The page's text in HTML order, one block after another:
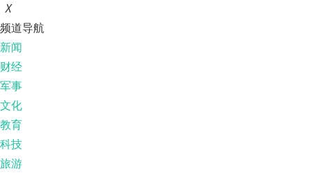
X
频道导航
新闻
财经
军事
文化
教育
科技
旅游